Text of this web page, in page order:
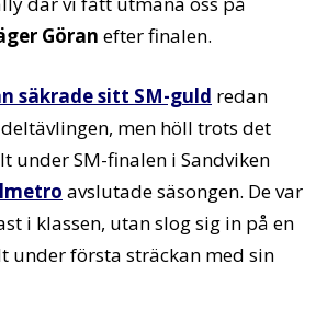
Göran efter finalen.
säkrade sitt SM-guld redan
men höll trots det
under SM-finalen i Sandviken
avslutade säsongen. De var
i klassen, utan slog sig in på en
under första sträckan med sin